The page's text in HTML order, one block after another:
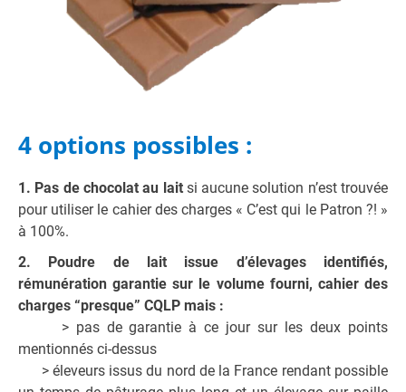
4 options possibles :
1. Pas de chocolat au laitsi aucune solution n’est trouvée
pour utiliser le cahier des charges « C’est qui le Patron ?! »
à 100%.
2. Poudre de lait issue d’élevages identifiés,
rémunération garantie sur le volume fourni, cahier des
charges “presque” CQLP mais :
> pas de garantie à ce jour sur les deux points
mentionnés ci-dessus
> éleveurs issus du nord de la France rendant possible